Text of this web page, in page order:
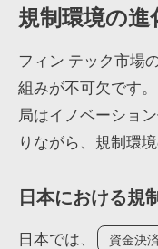
規制環境の
フィン テック市場
組みが不可欠です
局はイノベーショ
りながら、規制環
日本における規
日本では、 資金決